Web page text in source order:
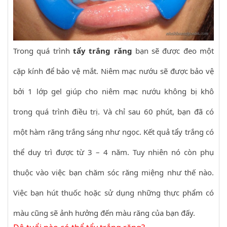
Trong quá trình tẩy trắng răng bạn sẽ được đeo một
cặp kính để bảo vệ mắt. Niêm mạc nướu sẽ được bảo vệ
bởi 1 lớp gel giúp cho niêm mạc nướu không bị khô
trong quá trình điều trị. Và chỉ sau 60 phút, bạn đã có
một hàm răng trắng sáng như ngọc. Kết quả tẩy trắng có
thể duy trì được từ 3 – 4 năm. Tuy nhiên nó còn phụ
thuộc vào việc bạn chăm sóc răng miệng như thế nào.
Việc bạn hút thuốc hoặc sử dụng những thực phẩm có
màu cũng sẽ ảnh hưởng đến màu răng của bạn đấy.